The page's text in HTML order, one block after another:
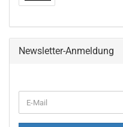
Newsletter-Anmeldung